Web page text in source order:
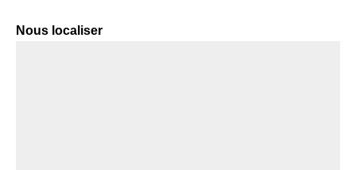
Nous localiser